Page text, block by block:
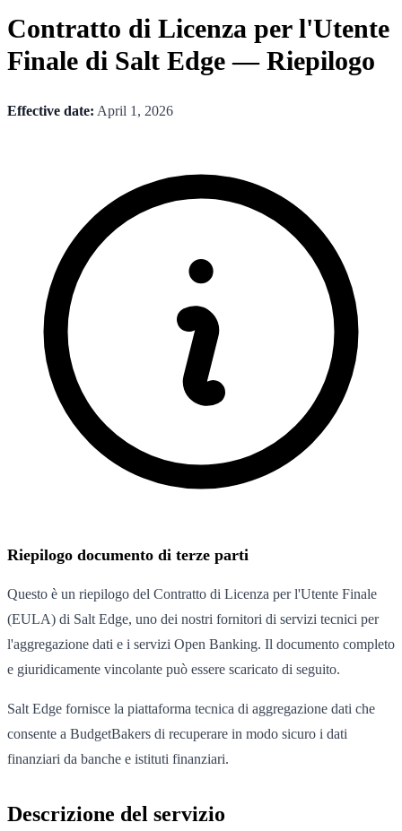
Contratto di Licenza per l'Utente
Finale di Salt Edge — Riepilogo
Effective date: April 1, 2026
Riepilogo documento di terze parti
Questo è un riepilogo del Contratto di Licenza per l'Utente Finale
(EULA) di Salt Edge, uno dei nostri fornitori di servizi tecnici per
l'aggregazione dati e i servizi Open Banking. Il documento completo
e giuridicamente vincolante può essere scaricato di seguito.
Salt Edge fornisce la piattaforma tecnica di aggregazione dati che
consente a BudgetBakers di recuperare in modo sicuro i dati
finanziari da banche e istituti finanziari.
Descrizione del servizio